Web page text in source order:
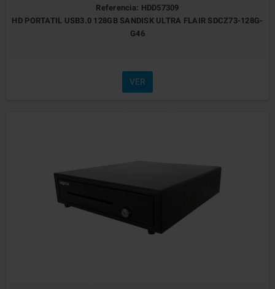
Referencia: HDD57309
HD PORTATIL USB3.0 128GB SANDISK ULTRA FLAIR SDCZ73-128G-
G46
VER